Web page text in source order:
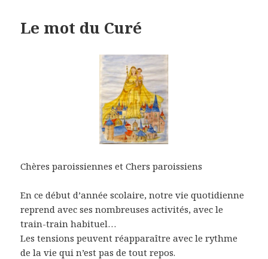
Le mot du Curé
Chères paroissiennes et Chers paroissiens
En ce début d’année scolaire, notre vie quotidienne
reprend avec ses nombreuses activités, avec le
train-train habituel…
Les tensions peuvent réapparaître avec le rythme
de la vie qui n’est pas de tout repos.